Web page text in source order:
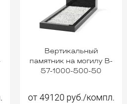
Вертикальный
памятник на могилу B-
57-1000-500-50
от 49120 руб./компл.